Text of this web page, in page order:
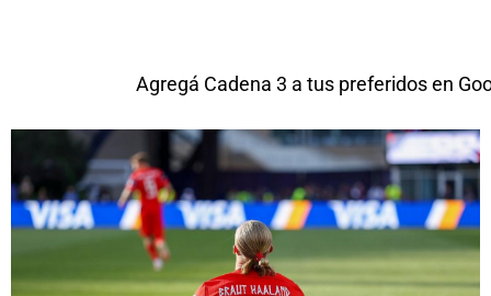
Agregá Cadena 3 a tus preferidos en